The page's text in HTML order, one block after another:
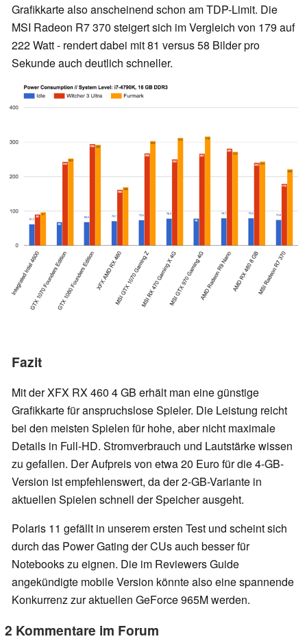
Grafikkarte also anscheinend schon am TDP-Limit. Die
MSI Radeon R7 370 steigert sich im Vergleich von 179 auf
222 Watt - rendert dabei mit 81 versus 58 Bilder pro
Sekunde auch deutlich schneller.
Fazit
Mit der XFX RX 460 4 GB erhält man eine günstige
Grafikkarte für anspruchslose Spieler. Die Leistung reicht
bei den meisten Spielen für hohe, aber nicht maximale
Details in Full-HD. Stromverbrauch und Lautstärke wissen
zu gefallen. Der Aufpreis von etwa 20 Euro für die 4-GB-
Version ist empfehlenswert, da der 2-GB-Variante in
aktuellen Spielen schnell der Speicher ausgeht.
Polaris 11 gefällt in unserem ersten Test und scheint sich
durch das Power Gating der CUs auch besser für
Notebooks zu eignen. Die im Reviewers Guide
angekündigte mobile Version könnte also eine spannende
Konkurrenz zur aktuellen GeForce 965M werden.
2 Kommentare im Forum